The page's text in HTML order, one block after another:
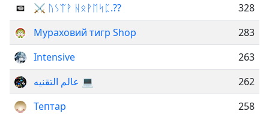
⚔️ ᚢᛊᛠᚹ ᚺᛟᚹᛖᛋᛈ.??
328
Мураховий тигр Shop
283
Intensive
263
عالم التقنيه 💻
262
Тептар
258